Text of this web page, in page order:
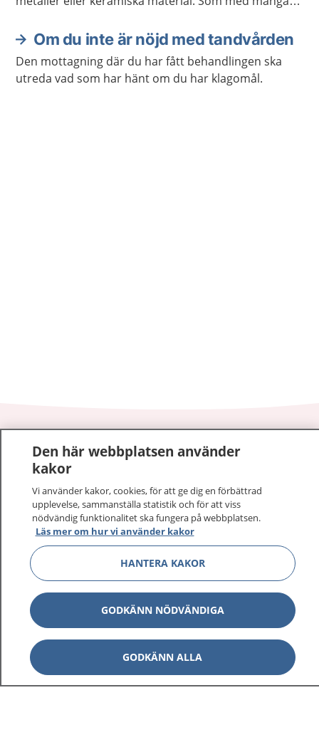
material ge allergiska reaktioner.
Om du inte är nöjd med tandvården
Den mottagning där du har fått behandlingen ska
utreda vad som har hänt om du har klagomål.
1177 – tryggt om din hälsa och vård
På 1177.se får du råd om hälsa och information om
sjukdomar och vilka mottagningar du kan kontakta.
Logga in för att läsa din journal och göra dina
vårdärenden. Ring telefonnummer 1177 för
sjukvårdsrådgivning dygnet runt.
1177 ger dig råd när du vill må bättre.
1177 på flera språk Visa
Visa
Den här webbplatsen använder
kakor
Vi använder kakor, cookies, för att ge dig en förbättrad
upplevelse, sammanställa statistik och för att viss
nödvändig funktionalitet ska fungera på webbplatsen.
Läs mer om hur vi använder kakor
HANTERA KAKOR
GODKÄNN NÖDVÄNDIGA
GODKÄNN ALLA